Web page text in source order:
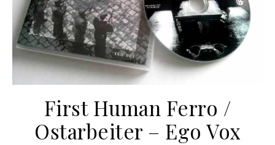
First Human Ferro /
Ostarbeiter – Ego Vox